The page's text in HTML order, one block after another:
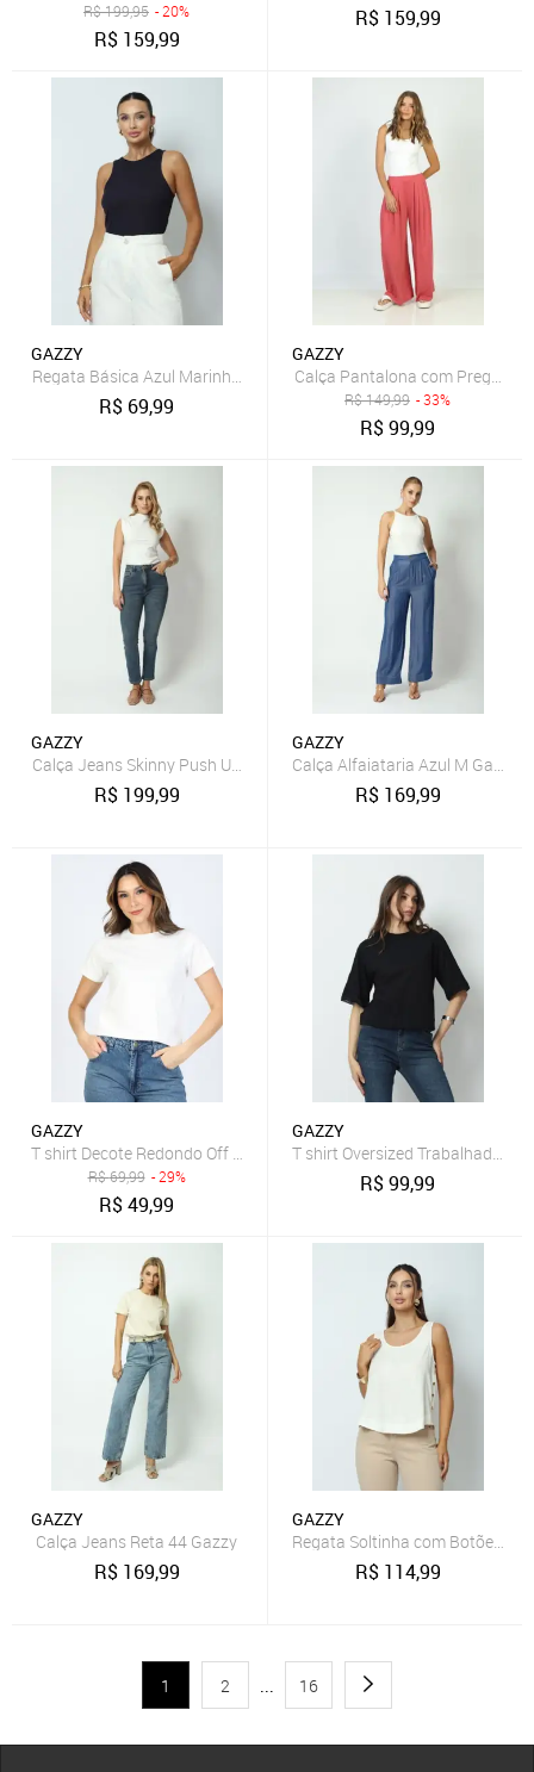
R$199,95 - 20%
R$ 159,99
R$ 159,99
GAZZY
Regata Básica Azul Marinho M Gazzy
R$ 69,99
GAZZY
Calça Pantalona com Pregas
R$149,99 - 33%
R$99,99
GAZZY
Calça Jeans Skinny Push Up 36 Gazzy
R$ 199,99
GAZZY
Calça Alfaiataria Azul M Gazzy
R$ 169,99
GAZZY
T shirt Decote Redondo Off White GG Gazzy
R$69,99 - 29%
R$49,99
GAZZY
T shirt Oversized Trabalhada
R$99,99
GAZZY
Calça Jeans Reta 44 Gazzy
R$ 169,99
GAZZY
Regata Soltinha com Botões Off
R$ 114,99
1 2 ... 16